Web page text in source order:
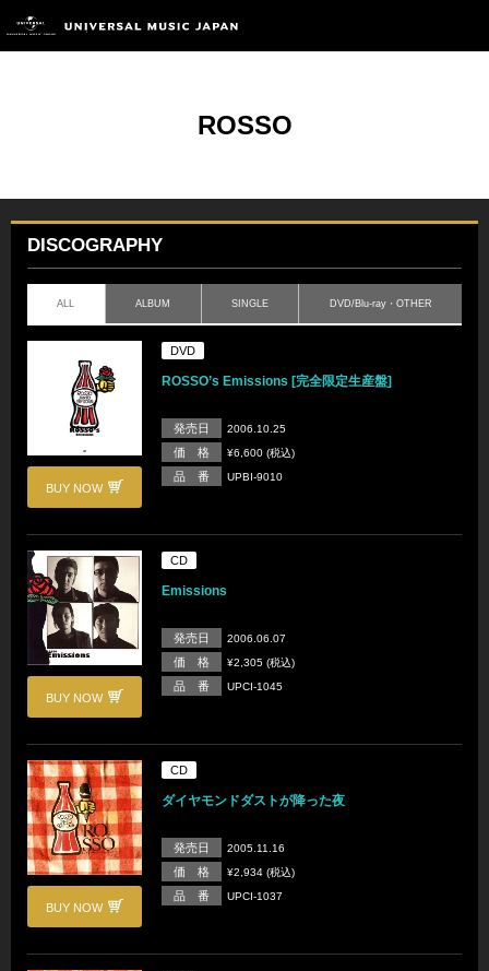
ROSSO
DISCOGRAPHY
ALL ALBUM SINGLE DVD/Blu-ray・OTHER
BUY NOW
DVD
ROSSO’s Emissions [完全限定生産盤]
発売日 2006.10.25
価 格 ¥6,600 (税込)
品 番 UPBI-9010
BUY NOW
CD
Emissions
発売日 2006.06.07
価 格 ¥2,305 (税込)
品 番 UPCI-1045
BUY NOW
CD
ダイヤモンドダストが降った夜
発売日 2005.11.16
価 格 ¥2,934 (税込)
品 番 UPCI-1037